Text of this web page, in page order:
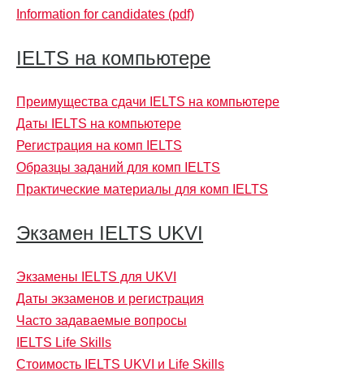
Information for candidates (pdf)
IELTS на компьютере
Преимущества сдачи IELTS на компьютере
Даты IELTS на компьютере
Регистрация на комп IELTS
Образцы заданий для комп IELTS
Практические материалы для комп IELTS
Экзамен IELTS UKVI
Экзамены IELTS для UKVI
Даты экзаменов и регистрация
Часто задаваемые вопросы
IELTS Life Skills
Стоимость IELTS UKVI и Life Skills